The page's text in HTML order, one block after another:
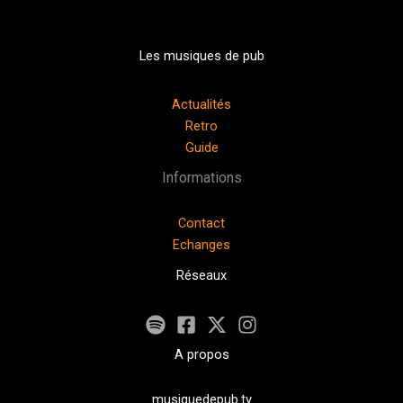
Les musiques de pub
Actualités
Retro
Guide
Informations
Contact
Echanges
Réseaux
A propos
musiquedepub.tv